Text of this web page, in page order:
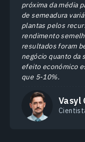
próxima da média
de semeadura
plantas pelos
rendimento
resultados foram
negócio quanto da
efeito económico
que 5-10%.
Vasyl